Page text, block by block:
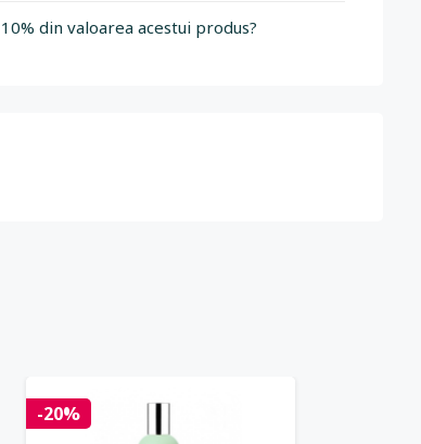
din valoarea acestui produs?
-20%